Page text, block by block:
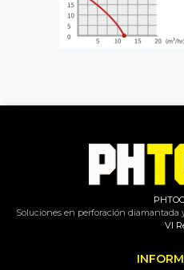
Soluciones en perforación diamantada
VI